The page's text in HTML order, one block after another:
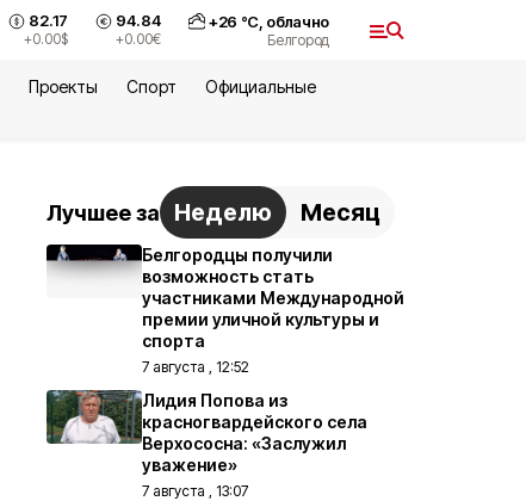
82.17
+0.00$
94.84
+0.00€
+26 °С, облачно
Белгород
Проекты Спорт
Официальные
Лучшее за Неделю Месяц
Белгородцы получили
возможность стать
участниками Международной
премии уличной культуры и
спорта
7 августа , 12:52
Лидия Попова из
красногвардейского села
Верхососна: «Заслужил
уважение»
7 августа , 13:07